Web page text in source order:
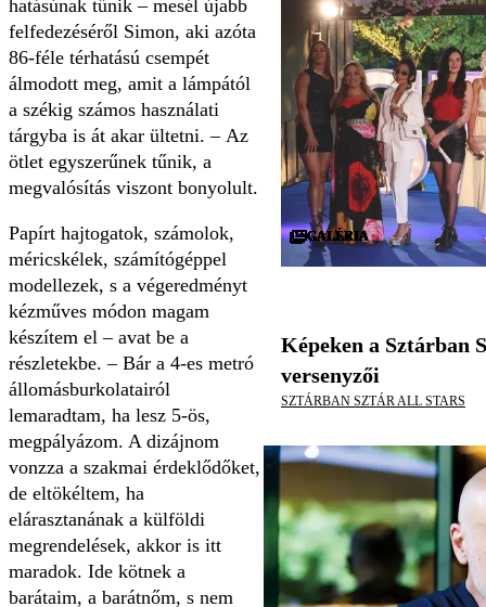
hatásúnak tűnik – mesél újabb
felfedezéséről Simon, aki azóta
86-féle térhatású csempét
álmodott meg, amit a lámpától
a székig számos használati
tárgyba is át akar ültetni. – Az
ötlet egyszerűnek tűnik, a
megvalósítás viszont bonyolult.
Papírt hajtogatok, számolok,
méricskélek, számítógéppel
modellezek, s a végeredményt
kézműves módon magam
készítem el – avat be a
részletekbe. – Bár a 4-es metró
állomásburkolatairól
lemaradtam, ha lesz 5-ös,
megpályázom. A dizájnom
vonzza a szakmai érdeklődőket,
de eltökéltem, ha
elárasztanának a külföldi
megrendelések, akkor is itt
maradok. Ide kötnek a
barátaim, a barátnőm, s nem
GALÉRIA
GALÉRIA
GALÉRIA
GALÉRIA
GALÉRIA
GALÉRIA
GALÉRIA
GALÉRIA
GALÉRIA
GALÉRIA
GALÉRIA
GALÉRIA
GALÉRIA
GALÉRIA
GALÉRIA
GALÉRIA
GALÉRIA
GALÉRIA
GALÉRIA
GALÉRIA
GALÉRIA
GALÉRIA
GALÉRIA
GALÉRIA
GALÉRIA
GALÉRIA
GALÉRIA
GALÉRIA
GALÉRIA
GALÉRIA
Képeken a Sztárban
versenyzői
SZTÁRBAN SZTÁR ALL STARS